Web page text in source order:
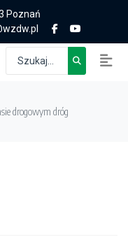
Poznań
drogowym dróg